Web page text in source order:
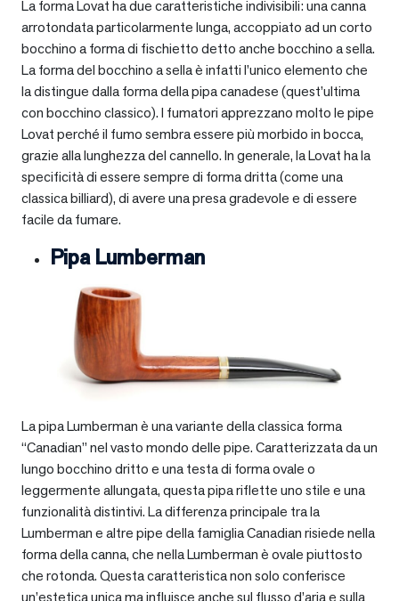
La forma Lovat ha due caratteristiche indivisibili: una canna
arrotondata particolarmente lunga, accoppiato ad un corto
bocchino a forma di fischietto detto anche bocchino a sella.
La forma del bocchino a sella è infatti l’unico elemento che
la distingue dalla forma della pipa canadese (quest’ultima
con bocchino classico). I fumatori apprezzano molto le pipe
Lovat perché il fumo sembra essere più morbido in bocca,
grazie alla lunghezza del cannello. In generale, la Lovat ha la
specificità di essere sempre di forma dritta (come una
classica billiard), di avere una presa gradevole e di essere
facile da fumare.
Pipa Lumberman
La pipa Lumberman è una variante della classica forma
“Canadian” nel vasto mondo delle pipe. Caratterizzata da un
lungo bocchino dritto e una testa di forma ovale o
leggermente allungata, questa pipa riflette uno stile e una
funzionalità distintivi. La differenza principale tra la
Lumberman e altre pipe della famiglia Canadian risiede nella
forma della canna, che nella Lumberman è ovale piuttosto
che rotonda. Questa caratteristica non solo conferisce
un’estetica unica ma influisce anche sul flusso d’aria e sulla